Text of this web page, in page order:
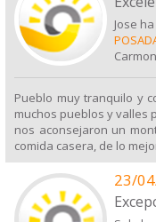
Jose
Pueblo muy tranquilo y
muchos pueblos y valles
nos aconsejaron un
comida casera, de lo
23/